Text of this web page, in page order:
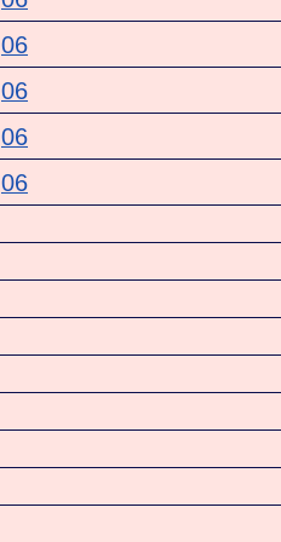
06
06
06
06